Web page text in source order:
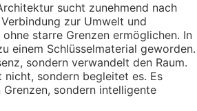
sucht zunehmend nach
zur Umwelt und
starre Grenzen ermöglichen. In
einem Schlüsselmaterial geworden.
sondern verwandelt den Raum.
sondern begleitet es. Es
sondern intelligente